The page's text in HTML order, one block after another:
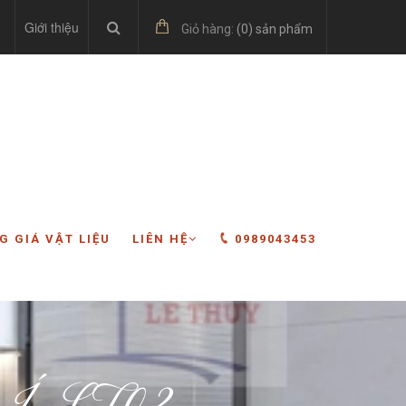
Giới thiệu Giỏ hàng: (0) sản phẩm
GIÁ VẬT LIỆU LIÊN HỆ 0989043453